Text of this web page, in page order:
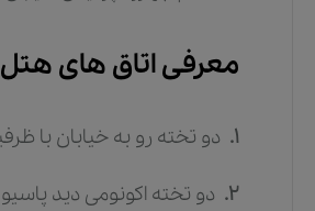
معرفی اتاق های هتل
1. دو تخته رو به خیابان با
2. دو تخته اکونومی دید پاسیو